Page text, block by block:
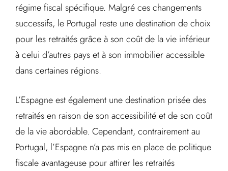
régime fiscal spécifique. Malgré ces changements
successifs, le Portugal reste une destination de choix
pour les retraités grâce à son coût de la vie inférieur
à celui d’autres pays et à son immobilier accessible
dans certaines régions.
L’Espagne est également une destination prisée des
retraités en raison de son accessibilité et de son coût
de la vie abordable. Cependant, contrairement au
Portugal, l’Espagne n’a pas mis en place de politique
fiscale avantageuse pour attirer les retraités